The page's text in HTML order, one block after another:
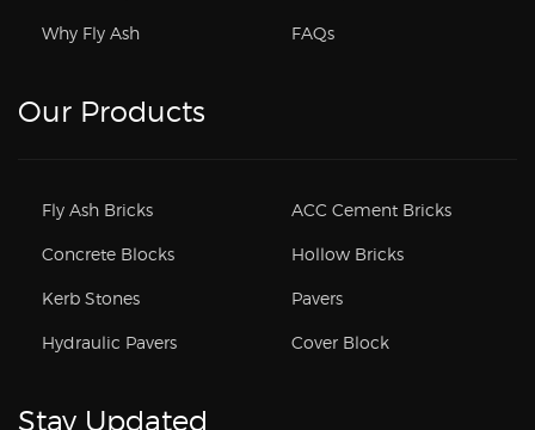
Why Fly Ash FAQs
Our Products
Fly Ash Bricks ACC Cement Bricks
Concrete Blocks Hollow Bricks
Kerb Stones Pavers
Hydraulic Pavers Cover Block
Stay Updated